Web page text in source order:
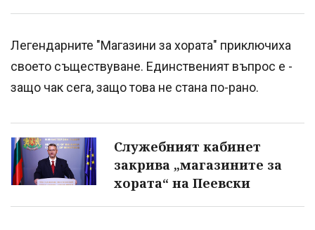
Легендарните "Магазини за хората" приключиха
своето съществуване. Единственият въпрос е -
защо чак сега, защо това не стана по-рано.
Служебният кабинет
закрива „магазините за
хората“ на Пеевски